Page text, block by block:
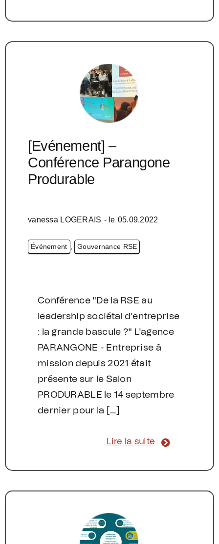
[Evénement] –
Conférence Parangone
Produrable
vanessa LOGERAIS - le 05.09.2022
Événement , Gouvernance RSE
Conférence "De la RSE au
leadership sociétal d'entreprise
: la grande bascule ?" L'agence
PARANGONE - Entreprise à
mission depuis 2021 était
présente sur le Salon
PRODURABLE le 14 septembre
dernier pour la [...]
Lire la suite